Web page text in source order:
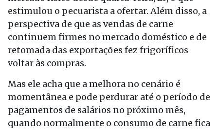
estimulou o pecuarista a ofertar. Além disso, a
perspectiva de que as vendas de carne
continuem firmes no mercado doméstico e de
retomada das exportações fez frigoríficos
voltar às compras.
Mas ele acha que a melhora no cenário é
momentânea e pode perdurar até o período de
pagamentos de salários no próximo mês,
quando normalmente o consumo de carne fica